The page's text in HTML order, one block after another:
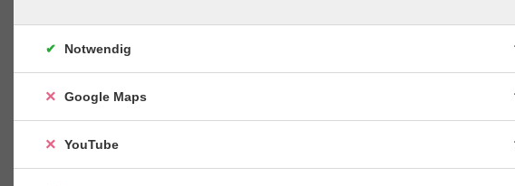
Für Erwachsene und Eltern mit Kindern
Notwendig
Google Maps
YouTube